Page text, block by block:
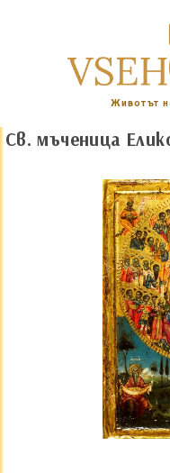
Животът
Св. мъченица